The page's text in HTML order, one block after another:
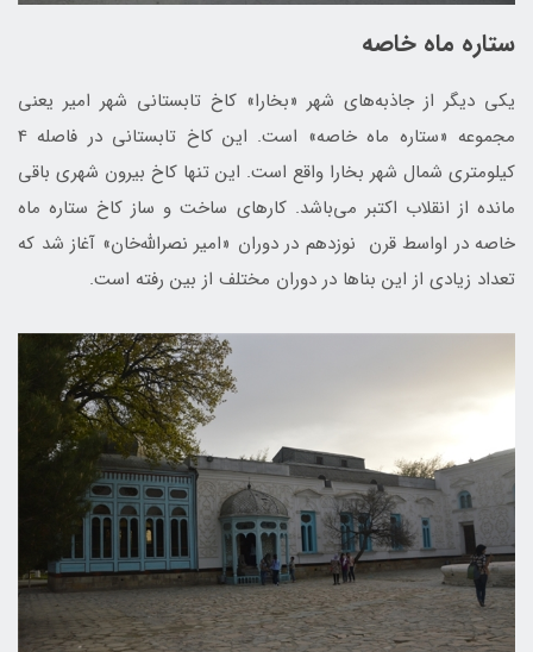
ستاره ماه خاصه
یکی دیگر از جاذبه‌های شهر «بخارا» کاخ تابستانی شهر امیر یعنی
مجموعه «ستاره ماه خاصه» است. این کاخ تابستانی در فاصله 4
کیلومتری شمال شهر بخارا واقع است. این تنها کاخ بیرون شهری باقی
مانده از انقلاب اکتبر می‌باشد. کارهای ساخت و ساز کاخ ستاره ماه
خاصه در اواسط قرن نوزدهم در دوران «امیر نصرالله‌خان» آغاز شد که
تعداد زیادی از این بناها در دوران مختلف از بین رفته است.